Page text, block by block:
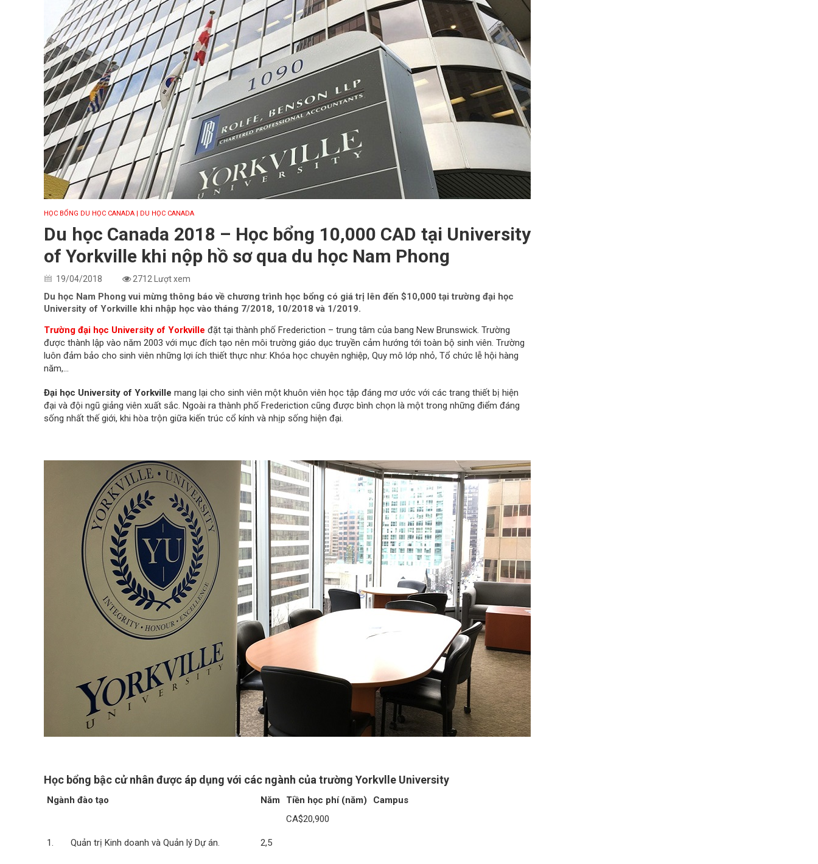
HỌC BỔNG DU HỌC CANADA | DU HỌC CANADA
Du học Canada 2018 – Học bổng 10,000 CAD tại University
of Yorkville khi nộp hồ sơ qua du học Nam Phong
19/04/2018 2712 Lượt xem
Du học Nam Phong vui mừng thông báo về chương trình học bổng có giá trị lên đến $10,000 tại trường đại học
University of Yorkville khi nhập học vào tháng 7/2018, 10/2018 và 1/2019.
Trường đại học University of Yorkville đặt tại thành phố Frederiction – trung tâm của bang New Brunswick. Trường
được thành lập vào năm 2003 với mục đích tạo nên môi trường giáo dục truyền cảm hướng tới toàn bộ sinh viên. Trường
luôn đảm bảo cho sinh viên những lợi ích thiết thực như: Khóa học chuyên nghiệp, Quy mô lớp nhỏ, Tổ chức lễ hội hàng
năm,…
Đại học University of Yorkville mang lại cho sinh viên một khuôn viên học tập đáng mơ ước với các trang thiết bị hiện
đại và đội ngũ giảng viên xuất sắc. Ngoài ra thành phố Frederiction cũng được bình chọn là một trong những điểm đáng
sống nhất thế giới, khi hòa trộn giữa kiến trúc cổ kính và nhịp sống hiện đại.
Học bổng bậc cử nhân được áp dụng với các ngành của trường Yorkvlle University
Ngành đào tạo Năm Tiền học phí (năm) Campus
1. Quản trị Kinh doanh và Quản lý Dự án. 2,5
CA$20,900